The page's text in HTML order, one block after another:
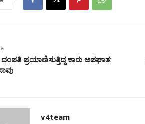
ಪ್ರಯಾಣಿಸುತ್ತಿದ್ದ ಕಾರು ಅಪಘಾತ:
v4team